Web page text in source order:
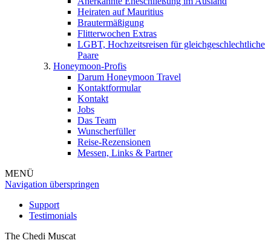
Heiraten auf Mauritius
Brautermäßigung
Flitterwochen Extras
LGBT, Hochzeitsreisen für gleichgeschlechtliche
Paare
Honeymoon-Profis
Darum Honeymoon Travel
Kontaktformular
Kontakt
Jobs
Das Team
Wunscherfüller
Reise-Rezensionen
Messen, Links & Partner
MENÜ
Navigation überspringen
Support
Testimonials
The Chedi Muscat